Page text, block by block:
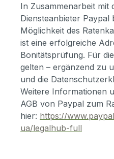
In Zusammenarbeit mit
Diensteanbieter Paypal
Möglichkeit des
ist eine erfolgreiche
Bonitätsprüfung. Für
gelten – ergänzend zu
und die
Weitere Informationen
AGB von Paypal zum
hier: https://
ua/legalhub-full